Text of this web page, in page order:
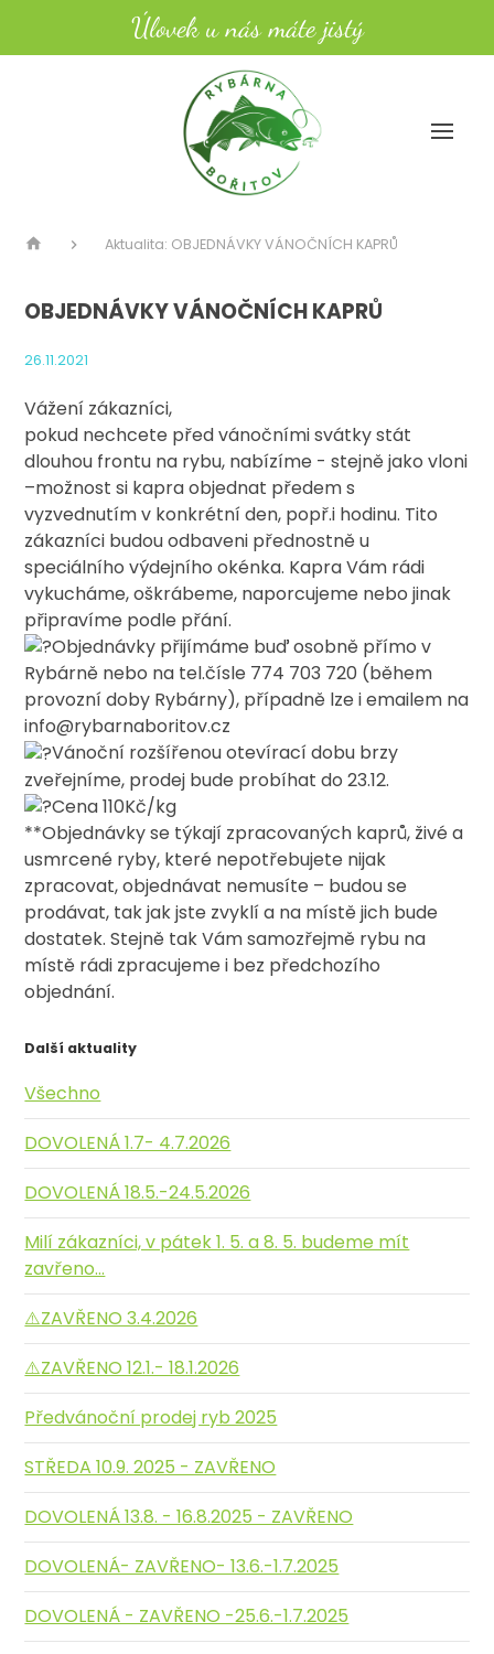
Úlovek u nás máte jistý
Aktualita: OBJEDNÁVKY VÁNOČNÍCH KAPRŮ
OBJEDNÁVKY VÁNOČNÍCH KAPRŮ
26.11.2021
Vážení zákazníci,
pokud nechcete před vánočními svátky stát
dlouhou frontu na rybu, nabízíme - stejně jako vloni
–možnost si kapra objednat předem s
vyzvednutím v konkrétní den, popř.i hodinu. Tito
zákazníci budou odbaveni přednostně u
speciálního výdejního okénka. Kapra Vám rádi
vykucháme, oškrábeme, naporcujeme nebo jinak
připravíme podle přání.
Objednávky přijímáme buď osobně přímo v
Rybárně nebo na tel.čísle 774 703 720 (během
provozní doby Rybárny), případně lze i emailem na
info@rybarnaboritov.cz
Vánoční rozšířenou otevírací dobu brzy
zveřejníme, prodej bude probíhat do 23.12.
Cena 110Kč/kg
**Objednávky se týkají zpracovaných kaprů, živé a
usmrcené ryby, které nepotřebujete nijak
zpracovat, objednávat nemusíte – budou se
prodávat, tak jak jste zvyklí a na místě jich bude
dostatek. Stejně tak Vám samozřejmě rybu na
místě rádi zpracujeme i bez předchozího
objednání.
Další aktuality
Všechno
DOVOLENÁ 1.7- 4.7.2026
DOVOLENÁ 18.5.-24.5.2026
Milí zákazníci, v pátek 1. 5. a 8. 5. budeme mít
zavřeno...
⚠️ZAVŘENO 3.4.2026
⚠️ZAVŘENO 12.1.- 18.1.2026
Předvánoční prodej ryb 2025
STŘEDA 10.9. 2025 - ZAVŘENO
DOVOLENÁ 13.8. - 16.8.2025 - ZAVŘENO
DOVOLENÁ- ZAVŘENO- 13.6.-1.7.2025
DOVOLENÁ - ZAVŘENO -25.6.-1.7.2025